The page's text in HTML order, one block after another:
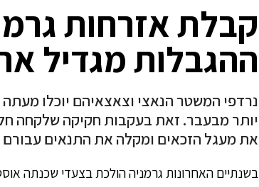
קבלת אזרחות
ההגבלות מגדיל
נרדפי המשטר הנאצי וצאצאיהם יוכלו
יותר מבעבר. זאת בעקבות חקיקה שלקחה
את מעגל הזכאים ומקלה את התנאים עבורם
בשנתיים האחרונות גרמניה הולכת בצעדי שכנתה